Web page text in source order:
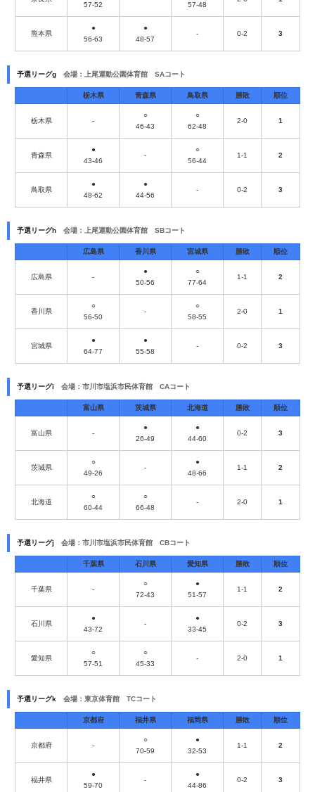
57-52 57-48
熊本県
●
56-63
●
48-57
- 0-2 3
予選リーグg 会場：上尾運動公園体育館 SAコート
栃木県 青森県 鳥取県 勝敗 順位
栃木県 -
○
46-43
○
62-48
2-0 1
青森県
●
43-46
-
○
56-44
1-1 2
鳥取県
●
48-62
●
44-56
- 0-2 3
予選リーグh 会場：上尾運動公園体育館 SBコート
広島県 香川県 宮城県 勝敗 順位
広島県 -
●
50-56
○
77-64
1-1 2
香川県
○
56-50
-
○
58-55
2-0 1
宮城県
●
64-77
●
55-58
- 0-2 3
予選リーグi 会場：市川市塩浜市民体育館 CAコート
富山県 茨城県 北海道 勝敗 順位
富山県 -
●
26-49
●
44-60
0-2 3
茨城県
○
49-26
-
●
48-66
1-1 2
北海道
○
60-44
○
66-48
- 2-0 1
予選リーグj 会場：市川市塩浜市民体育館 CBコート
千葉県 石川県 愛知県 勝敗 順位
千葉県 -
○
72-43
●
51-57
1-1 2
石川県
●
43-72
-
●
33-45
0-2 3
愛知県
○
57-51
○
45-33
- 2-0 1
予選リーグk 会場：東京体育館 TCコート
京都府 福井県 福岡県 勝敗 順位
京都府 -
○
70-59
●
32-53
1-1 2
福井県
●
59-70
-
●
44-86
0-2 3